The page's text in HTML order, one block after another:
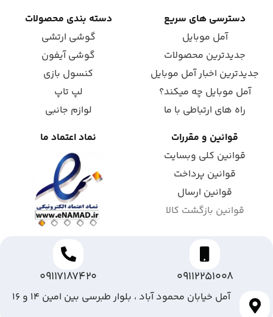
دسترسی های سریع
آمل موبایل
جدیدترین محصولات
جدیدترین اخبار آمل موبایل
آمل موبایل چه میکند؟
راه های ارتباطی با ما
دسته بندی محصولات
گوشی ارتشی
گوشی آیفون
کنسول بازی
لپ تاپ
لوازم جانبی
قوانین و مقررات
قوانین کلی وبسایت
قوانین پرداخت
قوانین ارسال
قوانین بازگشت کالا
نماد اعتماد ما
09112251008
09117187420
آمل خیابان محمود آباد ، بلوار طبرسی بین امین ۱۴ و ۱۶